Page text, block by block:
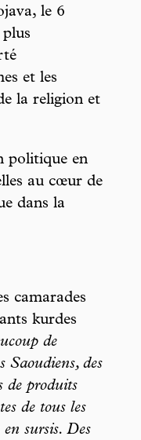
le 6
et les
la religion et
politique en
au cœur de
dans la
camarades
kurdes
de
Saoudiens, des
de produits
de tous les
sursis. Des